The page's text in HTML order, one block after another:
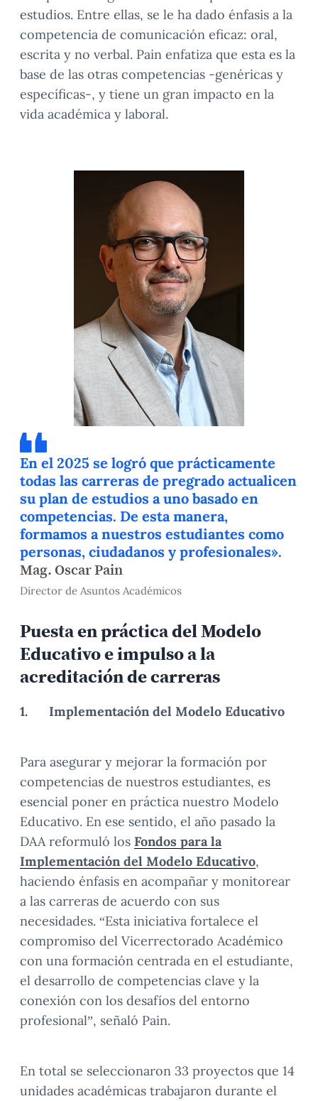
estudios. Entre ellas, se le ha dado énfasis a la
competencia de comunicación eficaz: oral,
escrita y no verbal. Pain enfatiza que esta es la
base de las otras competencias -genéricas y
específicas-, y tiene un gran impacto en la
vida académica y laboral.
En el 2025 se logró que prácticamente
todas las carreras de pregrado actualicen
su plan de estudios a uno basado en
competencias. De esta manera,
formamos a nuestros estudiantes como
personas, ciudadanos y profesionales».
Mag. Oscar Pain
Director de Asuntos Académicos
Puesta en práctica del Modelo
Educativo e impulso a la
acreditación de carreras
1. Implementación del Modelo Educativo
Para asegurar y mejorar la formación por
competencias de nuestros estudiantes, es
esencial poner en práctica nuestro Modelo
Educativo. En ese sentido, el año pasado la
DAA reformuló los Fondos para la
Implementación del Modelo Educativo,
haciendo énfasis en acompañar y monitorear
a las carreras de acuerdo con sus
necesidades. “Esta iniciativa fortalece el
compromiso del Vicerrectorado Académico
con una formación centrada en el estudiante,
el desarrollo de competencias clave y la
conexión con los desafíos del entorno
profesional”, señaló Pain.
En total se seleccionaron 33 proyectos que 14
unidades académicas trabajaron durante el